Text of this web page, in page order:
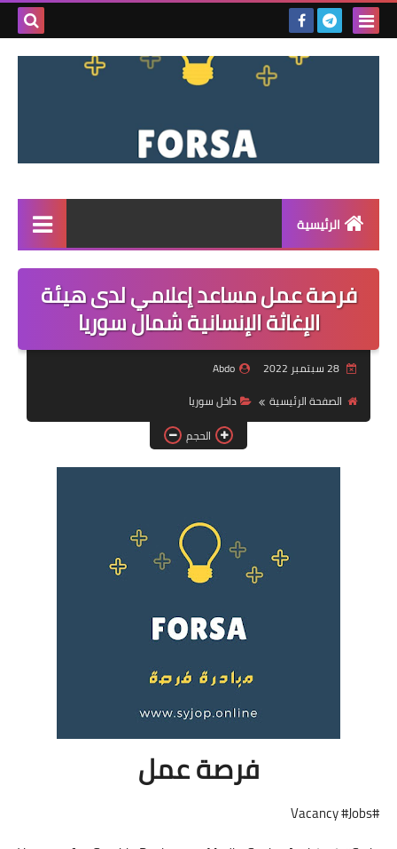
بحث
الرئيسية
القائمة
مناقصات
فرص عمل داخل سوريا
فرص عمل في العراق
فرص عمل في اليمن
دورات تدريبية
فرصة عمل مساعد إعلامي لدى هيئة
الإغاثة الإنسانية شمال سوريا
28 سبتمبر 2022
Abdo
الصفحة الرئيسية
داخل سوريا
الحجم
فرصة عمل
#Vacancy #Jobs